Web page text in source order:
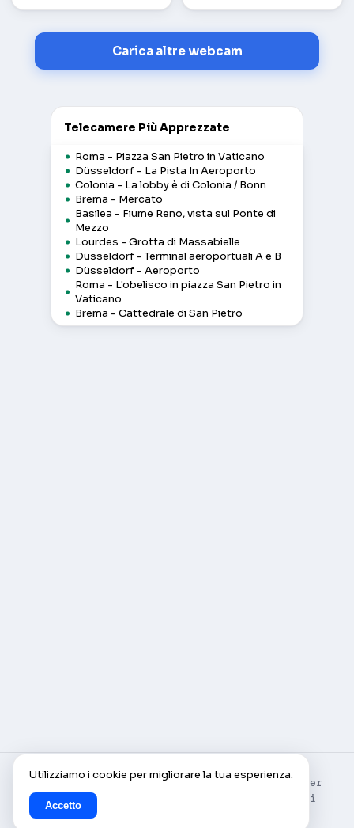
Carica altre webcam
Telecamere Più Apprezzate
Roma - Piazza San Pietro in Vaticano
Düsseldorf - La Pista In Aeroporto
Colonia - La lobby è di Colonia / Bonn
Brema - Mercato
Basilea - Fiume Reno, vista sul Ponte di
Mezzo
Lourdes - Grotta di Massabielle
Düsseldorf - Terminal aeroportuali A e B
Düsseldorf - Aeroporto
Roma - L'obelisco in piazza San Pietro in
Vaticano
Brema - Cattedrale di San Pietro
© AlleCam 2016–2026 — Il tuo pass virtuale per
l'Europa: scopri con le webcam in diretta di
Utilizziamo i cookie per migliorare la tua esperienza.
Accetto